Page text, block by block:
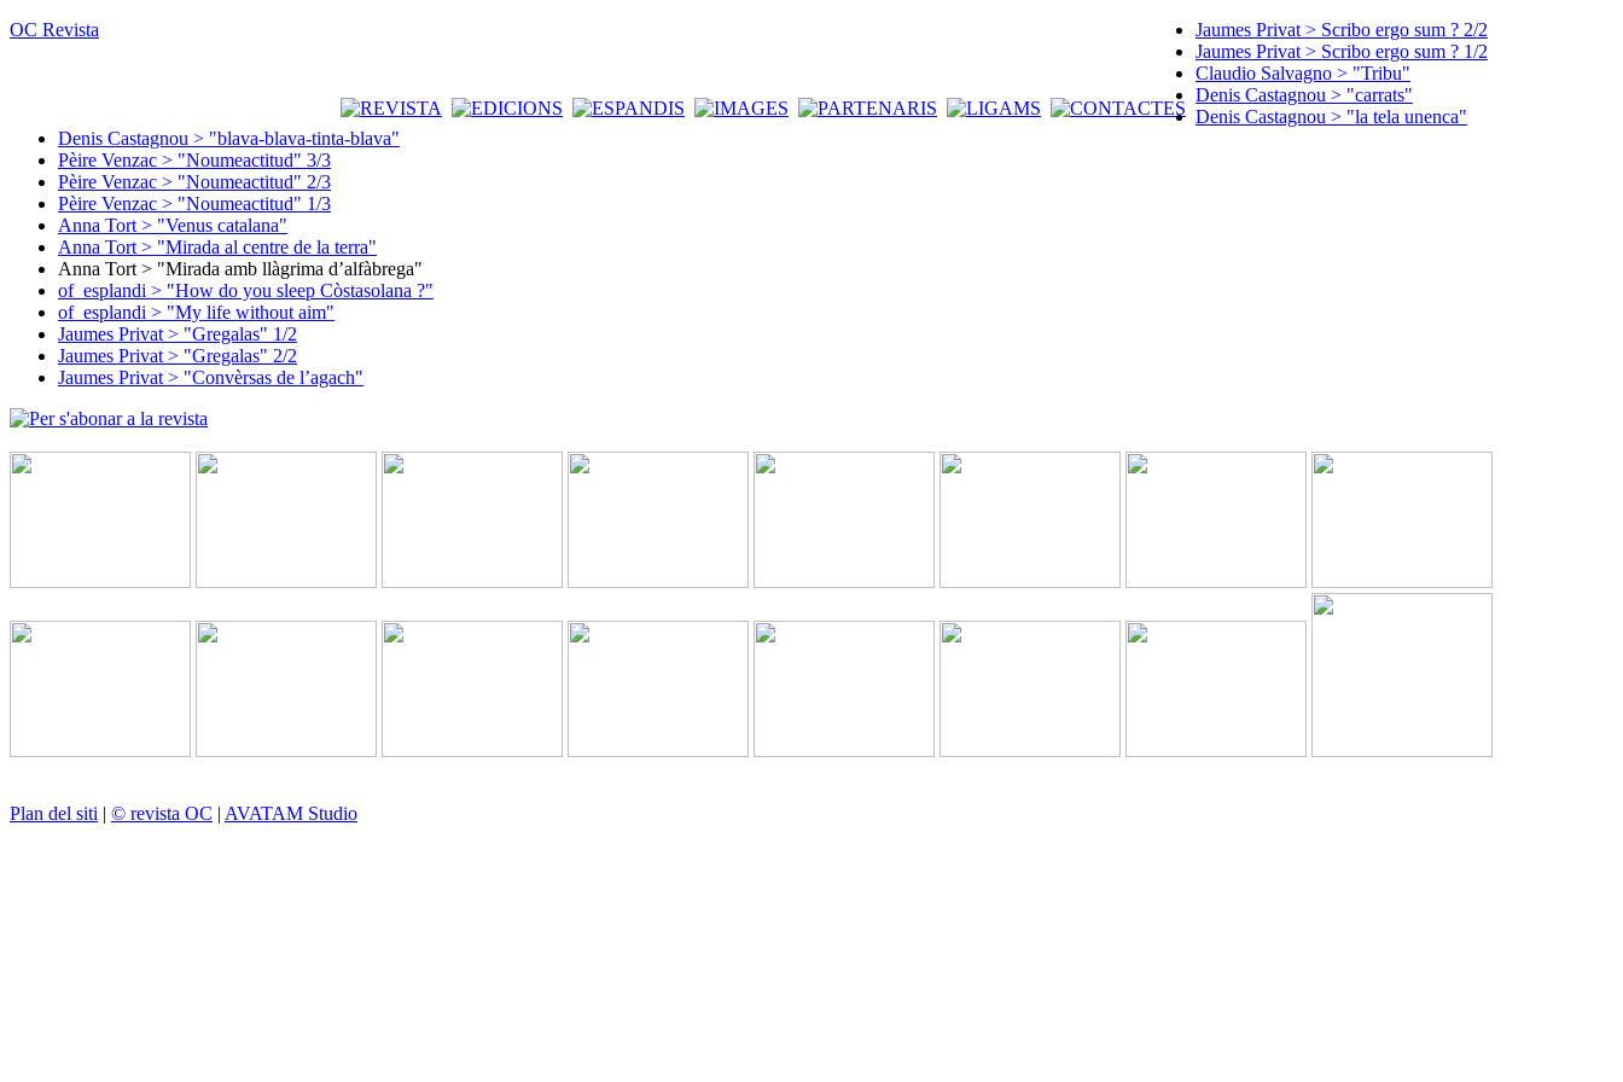
OC Revista
Jaumes Privat > Scribo ergo sum ? 2/2
Jaumes Privat > Scribo ergo sum ? 1/2
Claudio Salvagno > "Tribu"
Denis Castagnou > "carrats"
Denis Castagnou > "la tela unenca"
Denis Castagnou > "blava-blava-tinta-blava"
Pèire Venzac > "Noumeactitud" 3/3
Pèire Venzac > "Noumeactitud" 2/3
Pèire Venzac > "Noumeactitud" 1/3
Anna Tort > "Venus catalana"
Anna Tort > "Mirada al centre de la terra"
Anna Tort > "Mirada amb llàgrima d’alfàbrega"
of_esplandi > "How do you sleep Còstasolana ?"
of_esplandi > "My life without aim"
Jaumes Privat > "Gregalas" 1/2
Jaumes Privat > "Gregalas" 2/2
Jaumes Privat > "Convèrsas de l’agach"
Plan del siti | © revista OC | AVATAM Studio